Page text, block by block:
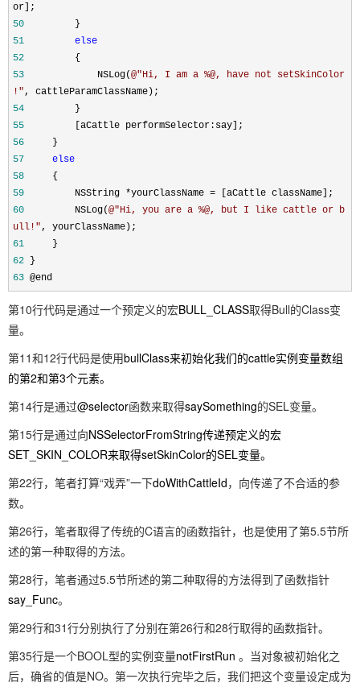
or];
50
}
51
else
52
{
53
NSLog(@"Hi, I am a %@, have not setSkinColor
! ", cattleParamClassName);
54
}
55
[aCattle performSelector:say];
56
}
57
else
58
{
59
NSString *yourClassName = [aCattle className];
60
NSLog(@"Hi, you are a %@, but I like cattle or b
ull! ", yourClassName);
61
}
62
}
63 @end
第10行代码是通过一个预定义的宏BULL_CLASS取得Bull的Class变
量。
第11和12行代码是使用bullClass来初始化我们的cattle实例变量数组
的第2和第3个元素。
第14行是通过@selector函数来取得saySomething的SEL变量。
第15行是通过向NSSelectorFromString传递预定义的宏
SET_SKIN_COLOR来取得setSkinColor的SEL变量。
第22行，笔者打算“戏弄”一下doWithCattleId，向传递了不合适的参
数。
第26行，笔者取得了传统的C语言的函数指针，也是使用了第5.5节所
述的第一种取得的方法。
第28行，笔者通过5.5节所述的第二种取得的方法得到了函数指针
say_Func。
第29行和31行分别执行了分别在第26行和28行取得的函数指针。
第35行是一个BOOL型的实例变量notFirstRun 。当对象被初始化之
后，确省的值是NO。第一次执行完毕之后，我们把这个变量设定成为